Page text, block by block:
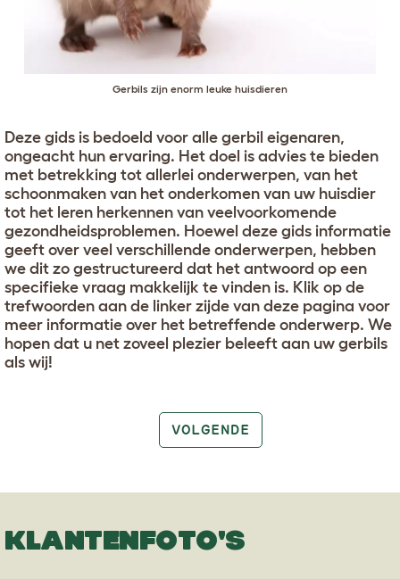
Gerbils zijn enorm leuke huisdieren
Deze gids is bedoeld voor alle gerbil eigenaren,
ongeacht hun ervaring. Het doel is advies te bieden
met betrekking tot allerlei onderwerpen, van het
schoonmaken van het onderkomen van uw huisdier
tot het leren herkennen van veelvoorkomende
gezondheidsproblemen. Hoewel deze gids informatie
geeft over veel verschillende onderwerpen, hebben
we dit zo gestructureerd dat het antwoord op een
specifieke vraag makkelijk te vinden is. Klik op de
trefwoorden aan de linker zijde van deze pagina voor
meer informatie over het betreffende onderwerp. We
hopen dat u net zoveel plezier beleeft aan uw gerbils
als wij!
VOLGENDE
KLANTENFOTO'S